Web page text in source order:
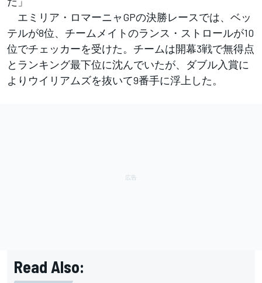
エミリア・ロマーニャGPの決勝レースでは、ベッ
テルが8位、チームメイトのランス・ストロールが10
位でチェッカーを受けた。チームは開幕3戦で無得点
とランキング最下位に沈んでいたが、ダブル入賞に
よりウイリアムズを抜いて9番手に浮上した。
Read Also: